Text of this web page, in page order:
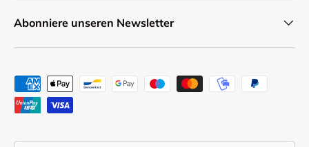
Abonniere unseren Newsletter
Zahlungsmethoden